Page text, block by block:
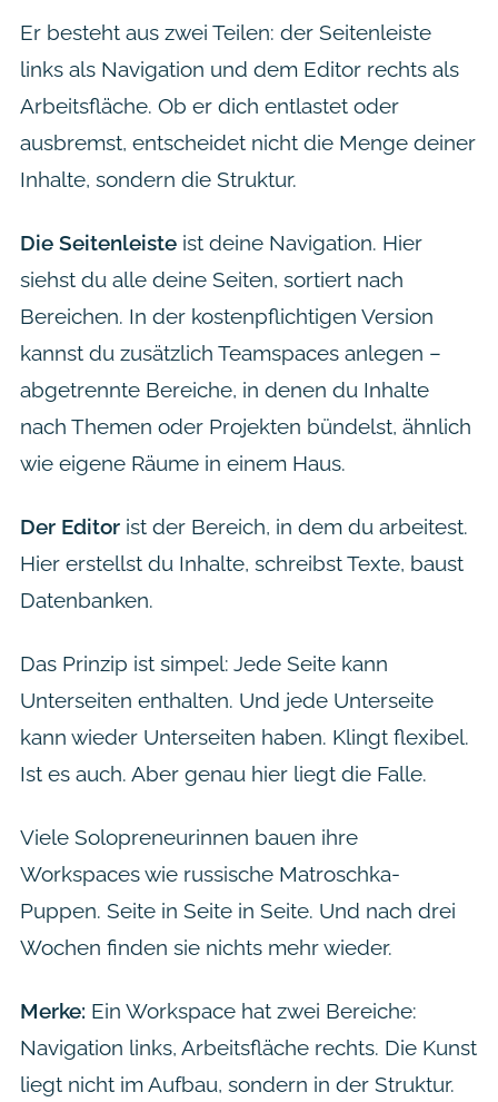
Er besteht aus zwei Teilen: der Seitenleiste
links als Navigation und dem Editor rechts als
Arbeitsfläche. Ob er dich entlastet oder
ausbremst, entscheidet nicht die Menge deiner
Inhalte, sondern die Struktur.
Die Seitenleisteist deine Navigation. Hier
siehst du alle deine Seiten, sortiert nach
Bereichen. In der kostenpflichtigen Version
kannst du zusätzlich Teamspaces anlegen –
abgetrennte Bereiche, in denen du Inhalte
nach Themen oder Projekten bündelst, ähnlich
wie eigene Räume in einem Haus.
Der Editorist der Bereich, in dem du arbeitest.
Hier erstellst du Inhalte, schreibst Texte, baust
Datenbanken.
Das Prinzip ist simpel: Jede Seite kann
Unterseiten enthalten. Und jede Unterseite
kann wieder Unterseiten haben. Klingt flexibel.
Ist es auch. Aber genau hier liegt die Falle.
Viele Solopreneurinnen bauen ihre
Workspaces wie russische Matroschka-
Puppen. Seite in Seite in Seite. Und nach drei
Wochen finden sie nichts mehr wieder.
Merke: Ein Workspace hat zwei Bereiche:
Navigation links, Arbeitsfläche rechts. Die Kunst
liegt nicht im Aufbau, sondern in der Struktur.